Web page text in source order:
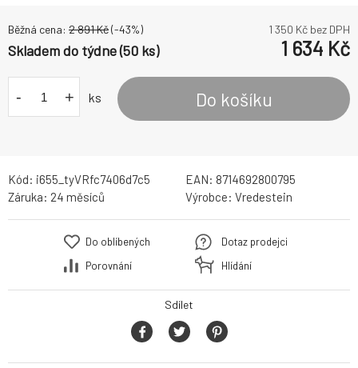
Běžná cena: 2 891Kč(-43%) 1 350 Kč bez DPH
Skladem do týdne (50 ks) 1 634 Kč
- + ks Do košíku
Kód: i655_tyVRfc7406d7c5 EAN: 8714692800795
Záruka: 24 měsíců Výrobce: Vredestein
Do oblíbených
Porovnání
Dotaz prodejci
Hlídání
Sdílet